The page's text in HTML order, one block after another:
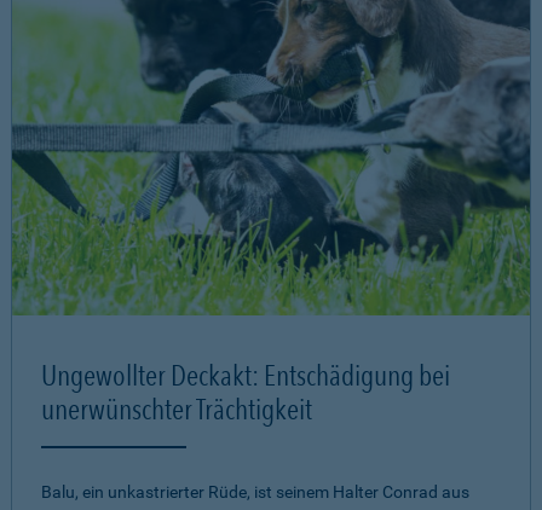
Ungewollter Deckakt: Entschädigung bei
unerwünschter Trächtigkeit
Balu, ein unkastrierter Rüde, ist seinem Halter Conrad aus